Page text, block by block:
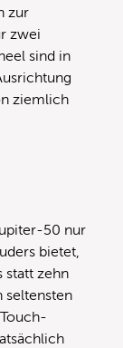
zur
zwei
sind in
ziemlich
50 nur
bietet,
statt zehn
seltensten